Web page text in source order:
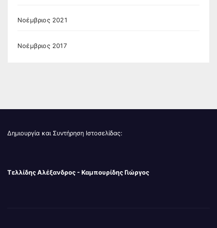
Νοέμβριος 2021
Νοέμβριος 2017
Δημιουργία και Συντήρηση Ιστοσελίδας:
Τελλίδης Αλέξανδρος - Καμπουρίδης Γιώργος